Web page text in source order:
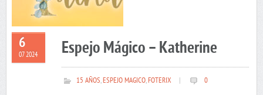
6
07 2024 Espejo Mágico – Katherine
15 AÑOS,ESPEJO MAGICO,FOTERIX 0